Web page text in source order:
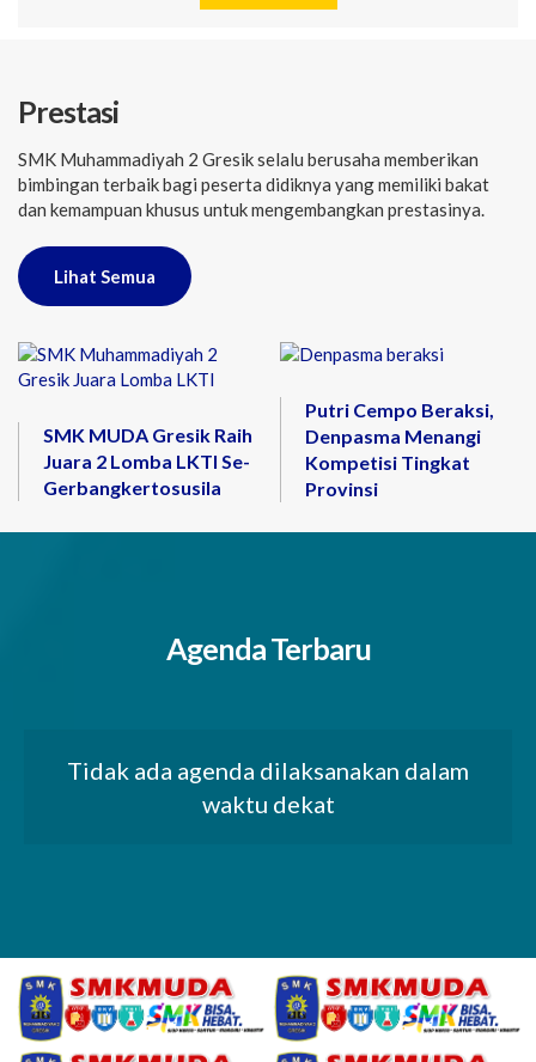
Prestasi
SMK Muhammadiyah 2 Gresik selalu berusaha memberikan
bimbingan terbaik bagi peserta didiknya yang memiliki bakat
dan kemampuan khusus untuk mengembangkan prestasinya.
Lihat Semua
SMK MUDA Gresik Raih
Juara 2 Lomba LKTI Se-
Gerbangkertosusila
Putri Cempo Beraksi,
Denpasma Menangi
Kompetisi Tingkat
Provinsi
Agenda Terbaru
Tidak ada agenda dilaksanakan dalam
waktu dekat